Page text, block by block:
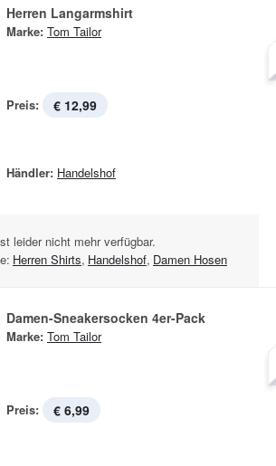
Herren Langarmshirt
Marke: Tom Tailor
Preis: € 12,99
Händler: Handelshof
leider nicht mehr verfügbar.
Herren Shirts, Handelshof, Damen Hosen
Damen-Sneakersocken 4er-Pack
Marke: Tom Tailor
Preis: € 6,99